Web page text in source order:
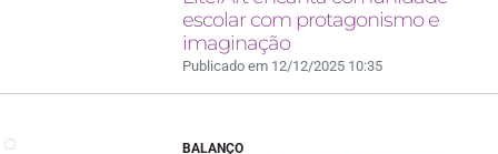
escolar com protagonismo e
imaginação
Publicado em 12/12/2025 10:35
BALANÇO